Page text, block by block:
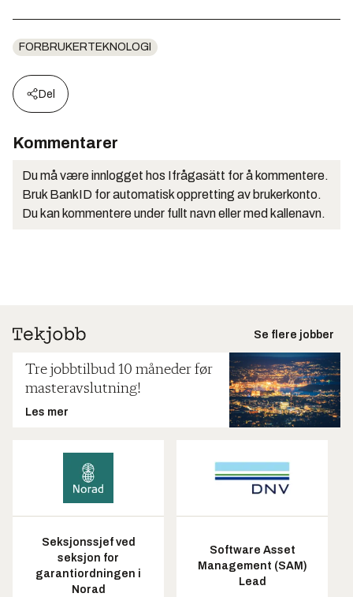
FORBRUKERTEKNOLOGI
Del
Kommentarer
Du må være innlogget hos Ifrågasätt for å kommentere.
Bruk BankID for automatisk oppretting av brukerkonto.
Du kan kommentere under fullt navn eller med kallenavn.
Se flere jobber
Tre jobbtilbud 10 måneder før
masteravslutning!
Les mer
Seksjonssjef ved
seksjon for
garantiordningen i
Norad
Software Asset
Management (SAM)
Lead